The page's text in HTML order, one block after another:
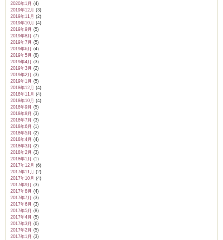
2020年1月 (4)
2019年12月 (3)
2019年11月 (2)
2019年10月 (4)
2019年9月 (5)
2019年8月 (7)
2019年7月 (5)
2019年6月 (4)
2019年5月 (8)
2019年4月 (3)
2019年3月 (2)
2019年2月 (3)
2019年1月 (5)
2018年12月 (4)
2018年11月 (4)
2018年10月 (4)
2018年9月 (5)
2018年8月 (3)
2018年7月 (3)
2018年6月 (1)
2018年5月 (2)
2018年4月 (4)
2018年3月 (2)
2018年2月 (3)
2018年1月 (1)
2017年12月 (6)
2017年11月 (2)
2017年10月 (4)
2017年9月 (3)
2017年8月 (4)
2017年7月 (3)
2017年6月 (3)
2017年5月 (8)
2017年4月 (5)
2017年3月 (6)
2017年2月 (5)
2017年1月 (3)